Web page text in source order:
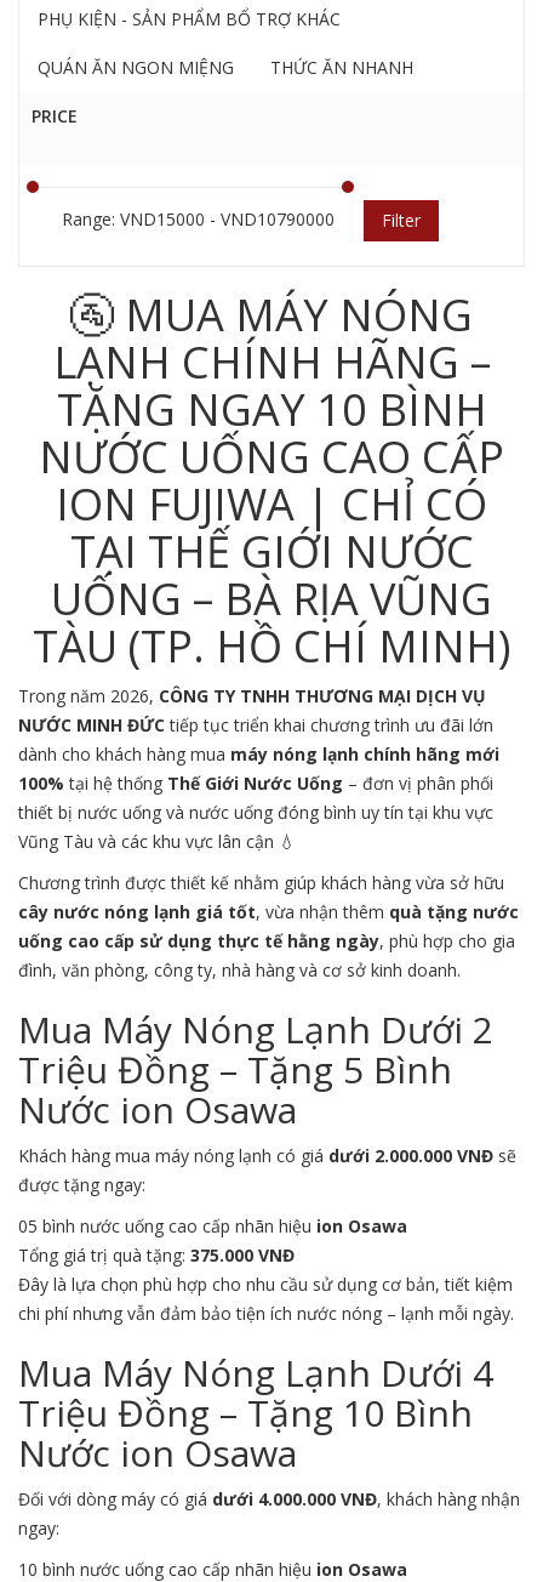
PHỤ KIỆN - SẢN PHẨM BỔ TRỢ KHÁC
QUÁN ĂN NGON MIỆNG THỨC ĂN NHANH
PRICE
Range: VND15000 - VND10790000 Filter
🚰 MUA MÁY NÓNG
LẠNH CHÍNH HÃNG –
TẶNG NGAY 10 BÌNH
NƯỚC UỐNG CAO CẤP
ION FUJIWA | CHỈ CÓ
TẠI THẾ GIỚI NƯỚC
UỐNG – BÀ RỊA VŨNG
TÀU (TP. HỒ CHÍ MINH)
Trong năm 2026, CÔNG TY TNHH THƯƠNG MẠI DỊCH VỤ
NƯỚC MINH ĐỨCtiếp tục triển khai chương trình ưu đãi lớn
dành cho khách hàng mua máy nóng lạnh chính hãng mới
100% tại hệ thống Thế Giới Nước Uống – đơn vị phân phối
thiết bị nước uống và nước uống đóng bình uy tín tại khu vực
Vũng Tàu và các khu vực lân cận 💧
Chương trình được thiết kế nhằm giúp khách hàng vừa sở hữu
cây nước nóng lạnh giá tốt, vừa nhận thêm quà tặng nước
uống cao cấp sử dụng thực tế hằng ngày, phù hợp cho gia
đình, văn phòng, công ty, nhà hàng và cơ sở kinh doanh.
Mua Máy Nóng Lạnh Dưới 2
Triệu Đồng – Tặng 5 Bình
Nước ion Osawa
Khách hàng mua máy nóng lạnh có giá dưới 2.000.000 VNĐ sẽ
được tặng ngay:
05 bình nước uống cao cấp nhãn hiệu ion Osawa
Tổng giá trị quà tặng: 375.000 VNĐ
Đây là lựa chọn phù hợp cho nhu cầu sử dụng cơ bản, tiết kiệm
chi phí nhưng vẫn đảm bảo tiện ích nước nóng – lạnh mỗi ngày.
Mua Máy Nóng Lạnh Dưới 4
Triệu Đồng – Tặng 10 Bình
Nước ion Osawa
Đối với dòng máy có giá dưới 4.000.000 VNĐ, khách hàng nhận
ngay:
10 bình nước uống cao cấp nhãn hiệu ion Osawa